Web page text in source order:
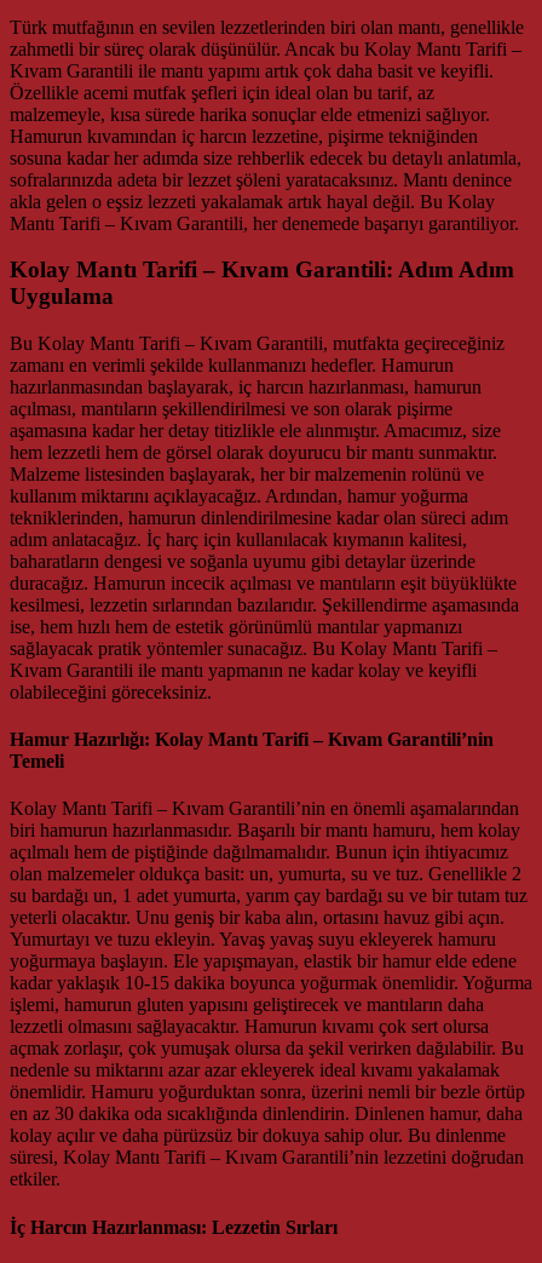
Türk mutfağının en sevilen lezzetlerinden biri olan mantı, genellikle
zahmetli bir süreç olarak düşünülür. Ancak bu Kolay Mantı Tarifi –
Kıvam Garantili ile mantı yapımı artık çok daha basit ve keyifli.
Özellikle acemi mutfak şefleri için ideal olan bu tarif, az
malzemeyle, kısa sürede harika sonuçlar elde etmenizi sağlıyor.
Hamurun kıvamından iç harcın lezzetine, pişirme tekniğinden
sosuna kadar her adımda size rehberlik edecek bu detaylı anlatımla,
sofralarınızda adeta bir lezzet şöleni yaratacaksınız. Mantı denince
akla gelen o eşsiz lezzeti yakalamak artık hayal değil. Bu Kolay
Mantı Tarifi – Kıvam Garantili, her denemede başarıyı garantiliyor.
Kolay Mantı Tarifi – Kıvam Garantili: Adım Adım
Uygulama
Bu Kolay Mantı Tarifi – Kıvam Garantili, mutfakta geçireceğiniz
zamanı en verimli şekilde kullanmanızı hedefler. Hamurun
hazırlanmasından başlayarak, iç harcın hazırlanması, hamurun
açılması, mantıların şekillendirilmesi ve son olarak pişirme
aşamasına kadar her detay titizlikle ele alınmıştır. Amacımız, size
hem lezzetli hem de görsel olarak doyurucu bir mantı sunmaktır.
Malzeme listesinden başlayarak, her bir malzemenin rolünü ve
kullanım miktarını açıklayacağız. Ardından, hamur yoğurma
tekniklerinden, hamurun dinlendirilmesine kadar olan süreci adım
adım anlatacağız. İç harç için kullanılacak kıymanın kalitesi,
baharatların dengesi ve soğanla uyumu gibi detaylar üzerinde
duracağız. Hamurun incecik açılması ve mantıların eşit büyüklükte
kesilmesi, lezzetin sırlarından bazılarıdır. Şekillendirme aşamasında
ise, hem hızlı hem de estetik görünümlü mantılar yapmanızı
sağlayacak pratik yöntemler sunacağız. Bu Kolay Mantı Tarifi –
Kıvam Garantili ile mantı yapmanın ne kadar kolay ve keyifli
olabileceğini göreceksiniz.
Hamur Hazırlığı: Kolay Mantı Tarifi – Kıvam Garantili’nin
Temeli
Kolay Mantı Tarifi – Kıvam Garantili’nin en önemli aşamalarından
biri hamurun hazırlanmasıdır. Başarılı bir mantı hamuru, hem kolay
açılmalı hem de piştiğinde dağılmamalıdır. Bunun için ihtiyacımız
olan malzemeler oldukça basit: un, yumurta, su ve tuz. Genellikle 2
su bardağı un, 1 adet yumurta, yarım çay bardağı su ve bir tutam tuz
yeterli olacaktır. Unu geniş bir kaba alın, ortasını havuz gibi açın.
Yumurtayı ve tuzu ekleyin. Yavaş yavaş suyu ekleyerek hamuru
yoğurmaya başlayın. Ele yapışmayan, elastik bir hamur elde edene
kadar yaklaşık 10-15 dakika boyunca yoğurmak önemlidir. Yoğurma
işlemi, hamurun gluten yapısını geliştirecek ve mantıların daha
lezzetli olmasını sağlayacaktır. Hamurun kıvamı çok sert olursa
açmak zorlaşır, çok yumuşak olursa da şekil verirken dağılabilir. Bu
nedenle su miktarını azar azar ekleyerek ideal kıvamı yakalamak
önemlidir. Hamuru yoğurduktan sonra, üzerini nemli bir bezle örtüp
en az 30 dakika oda sıcaklığında dinlendirin. Dinlenen hamur, daha
kolay açılır ve daha pürüzsüz bir dokuya sahip olur. Bu dinlenme
süresi, Kolay Mantı Tarifi – Kıvam Garantili’nin lezzetini doğrudan
etkiler.
İç Harcın Hazırlanması: Lezzetin Sırları